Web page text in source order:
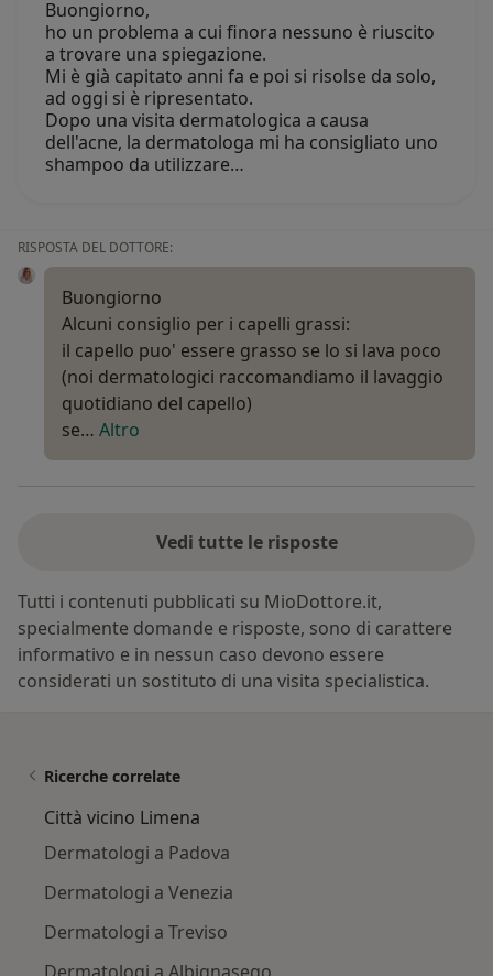
Buongiorno,
ho un problema a cui finora nessuno è riuscito
a trovare una spiegazione.
Mi è già capitato anni fa e poi si risolse da solo,
ad oggi si è ripresentato.
Dopo una visita dermatologica a causa
dell'acne, la dermatologa mi ha consigliato uno
shampoo da utilizzare…
RISPOSTA DEL DOTTORE:
Buongiorno
Alcuni consiglio per i capelli grassi:
il capello puo' essere grasso se lo si lava poco
(noi dermatologici raccomandiamo il lavaggio
quotidiano del capello)
se… Altro
Vedi tutte le risposte
Tutti i contenuti pubblicati su MioDottore.it,
specialmente domande e risposte, sono di carattere
informativo e in nessun caso devono essere
considerati un sostituto di una visita specialistica.
Ricerche correlate
Città vicino Limena
Dermatologi a Padova
Dermatologi a Venezia
Dermatologi a Treviso